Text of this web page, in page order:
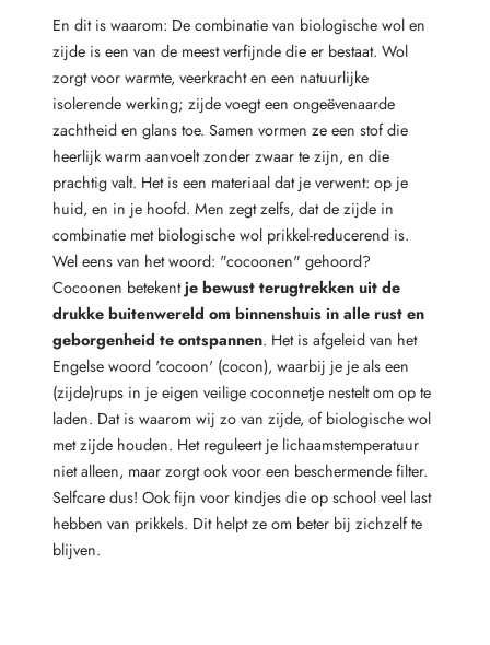
En dit is waarom: De combinatie van biologische wol en
zijde is een van de meest verfijnde die er bestaat. Wol
zorgt voor warmte, veerkracht en een natuurlijke
isolerende werking; zijde voegt een ongeëvenaarde
zachtheid en glans toe. Samen vormen ze een stof die
heerlijk warm aanvoelt zonder zwaar te zijn, en die
prachtig valt. Het is een materiaal dat je verwent: op je
huid, en in je hoofd. Men zegt zelfs, dat de zijde in
combinatie met biologische wol prikkel-reducerend is.
Wel eens van het woord: "cocoonen" gehoord?
Cocoonen betekentje bewust terugtrekken uit de
drukke buitenwereld om binnenshuis in alle rust en
geborgenheid te ontspannen. Het is afgeleid van het
Engelse woord 'cocoon' (cocon), waarbij je je als een
(zijde)rups in je eigen veilige coconnetje nestelt om op te
laden. Dat is waarom wij zo van zijde, of biologische wol
met zijde houden. Het reguleert je lichaamstemperatuur
niet alleen, maar zorgt ook voor een beschermende filter.
Selfcare dus! Ook fijn voor kindjes die op school veel last
hebben van prikkels. Dit helpt ze om beter bij zichzelf te
blijven.